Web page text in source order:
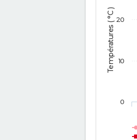
Températures ( °C )
0
10
20